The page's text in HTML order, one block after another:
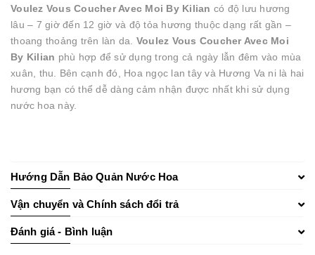
Voulez Vous Coucher Avec Moi By Kilian có độ lưu hương
lâu – 7 giờ đến 12 giờ và độ tỏa hương thuộc dạng rất gần –
thoang thoảng trên làn da. Voulez Vous Coucher Avec Moi
By Kilian phù hợp để sử dụng trong cả ngày lẫn đêm vào mùa
xuân, thu. Bên cạnh đó, Hoa ngọc lan tây và Hương Va ni là hai
hương bạn có thể dễ dàng cảm nhận được nhất khi sử dụng
nước hoa này.
Hướng Dẫn Bảo Quản Nước Hoa
Vận chuyển và Chính sách đổi trả
Đánh giá - Bình luận